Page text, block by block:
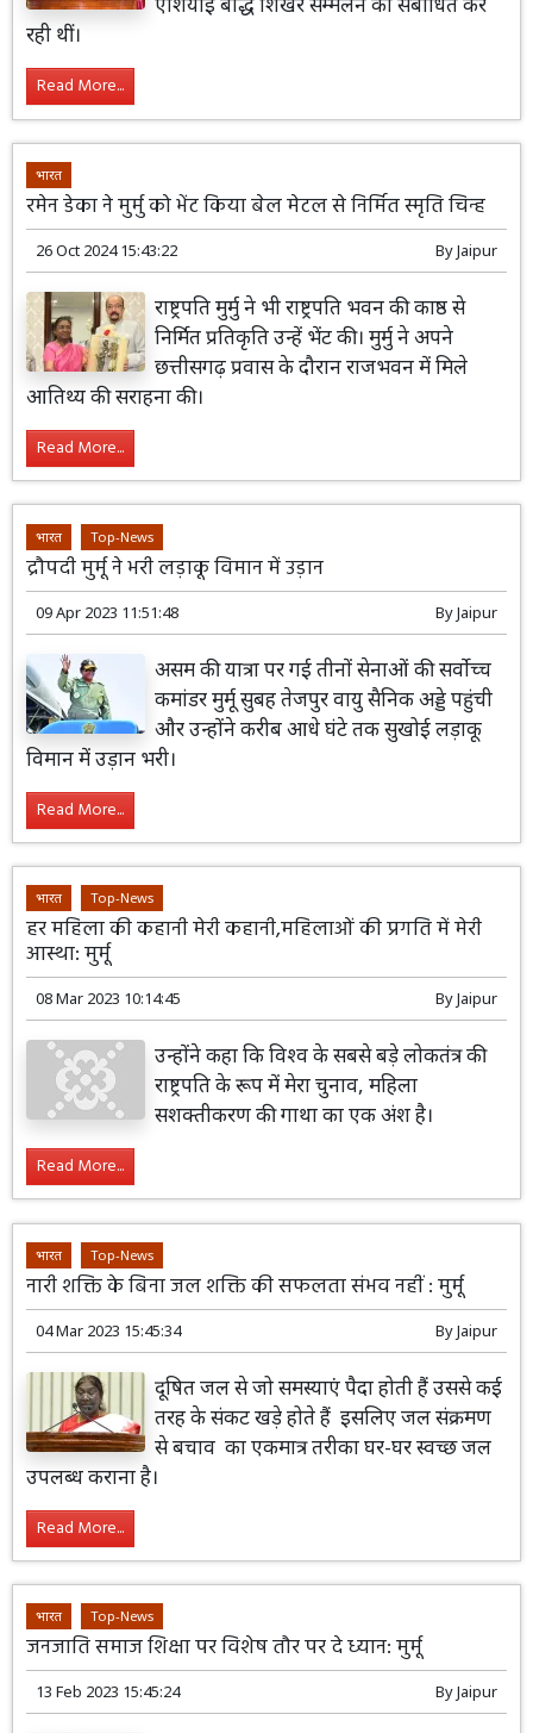
रही थीं।
Read More...
भारत
रमेन डेका ने मुर्मु को भेंट किया बेल मेटल से निर्मित स्मृति चिन्ह
26 Oct 2024 15:43:22 ByJaipur
राष्ट्रपति मुर्मु ने भी राष्ट्रपति भवन की काष्ठ से
निर्मित प्रतिकृति उन्हें भेंट की। मुर्मु ने अपने
छत्तीसगढ़ प्रवास के दौरान राजभवन में मिले
आतिथ्य की सराहना की।
Read More...
भारत Top-News
द्रौपदी मुर्मू ने भरी लड़ाकू विमान में उड़ान
09 Apr 2023 11:51:48 ByJaipur
असम की यात्रा पर गई तीनों सेनाओं की सर्वोच्च
कमांडर मुर्मू सुबह तेजपुर वायु सैनिक अड्डे पहुंची
और उन्होंने करीब आधे घंटे तक सुखोई लड़ाकू
विमान में उड़ान भरी।
Read More...
भारत Top-News
हर महिला की कहानी मेरी कहानी,महिलाओं की प्रगति में मेरी
आस्था: मुर्मू
08 Mar 2023 10:14:45 ByJaipur
उन्होंने कहा कि विश्व के सबसे बड़े लोकतंत्र की
राष्ट्रपति के रूप में मेरा चुनाव, महिला
सशक्तीकरण की गाथा का एक अंश है।
Read More...
भारत Top-News
नारी शक्ति के बिना जल शक्ति की सफलता संभव नहीं : मुर्मू
04 Mar 2023 15:45:34 ByJaipur
दूषित जल से जो समस्याएं पैदा होती हैं उससे कई
तरह के संकट खड़े होते हैं इसलिए जल संक्रमण
से बचाव का एकमात्र तरीका घर-घर स्वच्छ जल
उपलब्ध कराना है।
Read More...
भारत Top-News
जनजाति समाज शिक्षा पर विशेष तौर पर दे ध्यान: मुर्मू
13 Feb 2023 15:45:24 ByJaipur